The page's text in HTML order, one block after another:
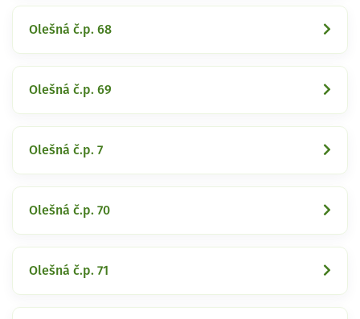
Olešná č.p. 68
Olešná č.p. 69
Olešná č.p. 7
Olešná č.p. 70
Olešná č.p. 71